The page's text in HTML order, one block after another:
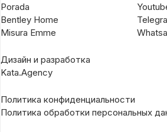
Porada
Bentley Home
Misura Emme
Дизайн и разработка
Kata.Agency
Политика конфиденциальности
Политика обработки персональных